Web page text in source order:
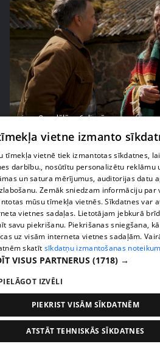
pirms 2 nedēļām, 6 dienām
Raivis Vidzis atklāj attiecību
71. epizode
pirms 2 nedēļām, 6 dienām
Magone sarūpē īpašu dāvanu
Evitai
vietne izmanto
tīmekļa vietnē tiek izmantotas sīkdatnes,
darbību., nosūtītu personalizētu reklāmu
un satura mērījumus, auditorijas datu
Zemāk sniedzam informāciju
mūsu tīmekļa vietnēs. Sīkdatnes var
vietnes sadaļas. Lietotājam jebkurā
savu piekrišanu. Piekrišanas sniegšana,
uz visām interneta vietnes sadaļām.
skatīt sīkdatņu izmantošanas
VISUS PARTNERUS (1718) →
IZVĒLI
PIEKRIST VISĀM SĪKDATNĒM
ATSTĀT TEHNISKĀS SĪKDATNES